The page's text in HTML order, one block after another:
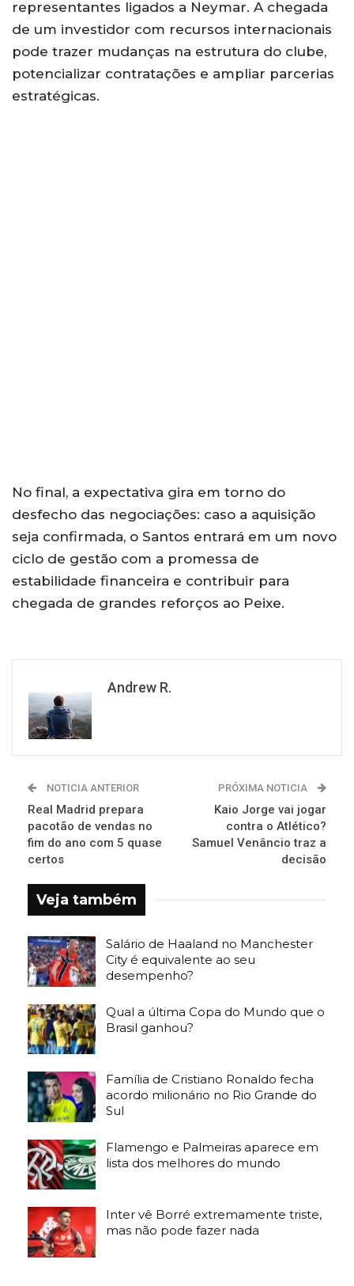
representantes ligados a Neymar. A chegada
de um investidor com recursos internacionais
pode trazer mudanças na estrutura do clube,
potencializar contratações e ampliar parcerias
estratégicas.
No final, a expectativa gira em torno do
desfecho das negociações: caso a aquisição
seja confirmada, o Santos entrará em um novo
ciclo de gestão com a promessa de
estabilidade financeira e contribuir para
chegada de grandes reforços ao Peixe.
Andrew R.
NOTICIA ANTERIOR
Real Madrid prepara
pacotão de vendas no
fim do ano com 5 quase
certos
PRÓXIMA NOTICIA
Kaio Jorge vai jogar
contra o Atlético?
Samuel Venâncio traz a
decisão
Veja também
Salário de Haaland no Manchester
City é equivalente ao seu
desempenho?
Qual a última Copa do Mundo que o
Brasil ganhou?
Família de Cristiano Ronaldo fecha
acordo milionário no Rio Grande do
Sul
Flamengo e Palmeiras aparece em
lista dos melhores do mundo
Inter vê Borré extremamente triste,
mas não pode fazer nada